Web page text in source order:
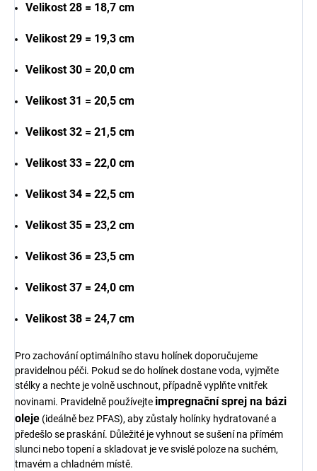
Velikost 28 = 18,7 cm
Velikost 29 = 19,3 cm
Velikost 30 = 20,0 cm
Velikost 31 = 20,5 cm
Velikost 32 = 21,5 cm
Velikost 33 = 22,0 cm
Velikost 34 = 22,5 cm
Velikost 35 = 23,2 cm
Velikost 36 = 23,5 cm
Velikost 37 = 24,0 cm
Velikost 38 = 24,7 cm
Pro zachování optimálního stavu holínek doporučujeme
pravidelnou péči. Pokud se do holínek dostane voda, vyjměte
stélky a nechte je volně uschnout, případně vyplňte vnitřek
novinami. Pravidelně používejte impregnační sprej na bázi
oleje (ideálně bez PFAS), aby zůstaly holínky hydratované a
předešlo se praskání. Důležité je vyhnout se sušení na přímém
slunci nebo topení a skladovat je ve svislé poloze na suchém,
tmavém a chladném místě.